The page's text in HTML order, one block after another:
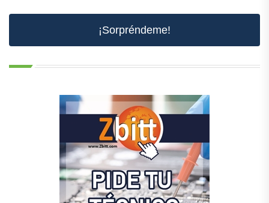
¡Sorpréndeme!